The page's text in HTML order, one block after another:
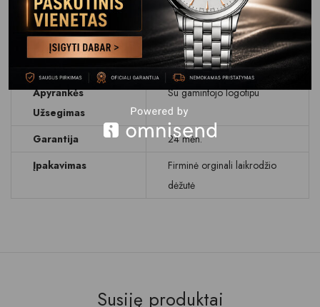
Atsparumas
Vandeniui
WR 100 M (10 BAR)
Apyrankė Dirželis
Odinis dirželis
Apyrankės
Užsegimas
Su gamintojo logotipu
Garantija
24 mėn.
Įpakavimas
Firminė orginali laikrodžio
dėžutė
Susiję produktai